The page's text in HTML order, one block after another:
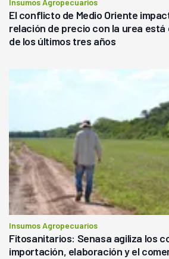
El conflicto de Medio Oriente
relación de precio con la urea está
de los últimos tres años
Insumos Agropecuarios
Fitosanitarios: Senasa agiliza los
importación, elaboración y el